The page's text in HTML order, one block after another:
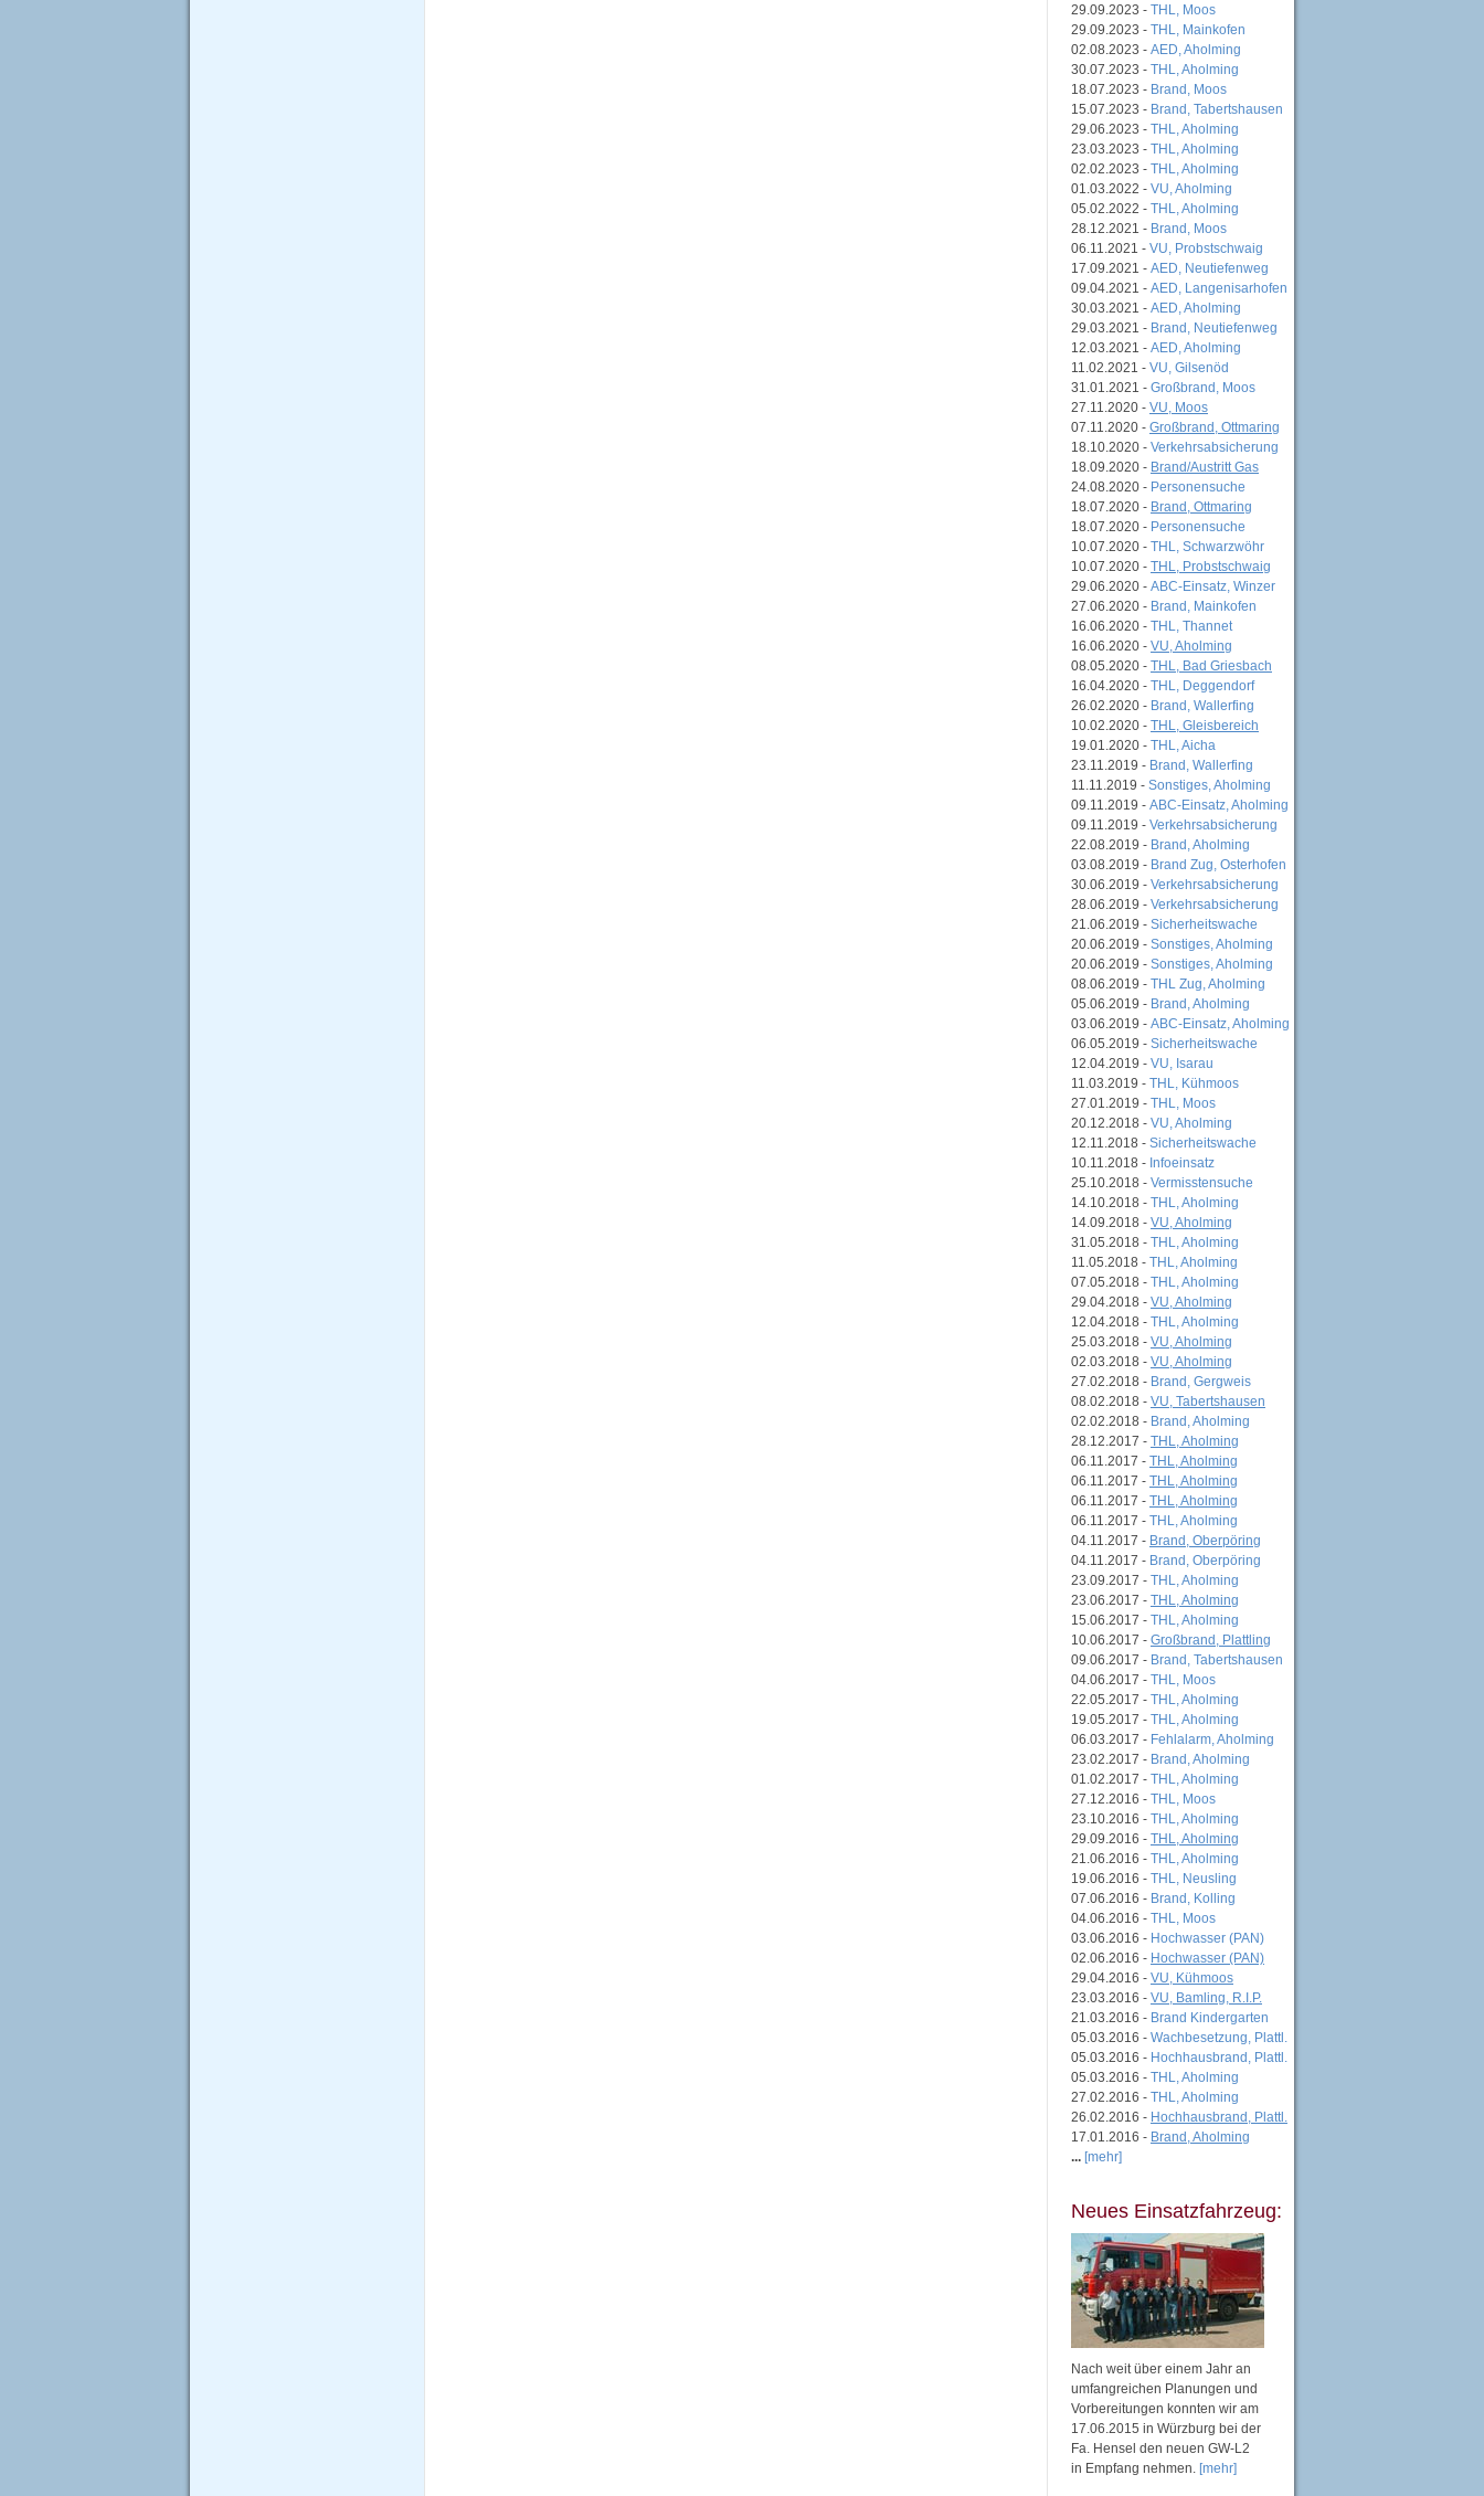
29.09.2023 - THL, Moos
29.09.2023 - THL, Mainkofen
02.08.2023 - AED, Aholming
30.07.2023 - THL, Aholming
18.07.2023 - Brand, Moos
15.07.2023 - Brand, Tabertshausen
29.06.2023 - THL, Aholming
23.03.2023 - THL, Aholming
02.02.2023 - THL, Aholming
01.03.2022 - VU, Aholming
05.02.2022 - THL, Aholming
28.12.2021 - Brand, Moos
06.11.2021 - VU, Probstschwaig
17.09.2021 - AED, Neutiefenweg
09.04.2021 - AED, Langenisarhofen
30.03.2021 - AED, Aholming
29.03.2021 - Brand, Neutiefenweg
12.03.2021 - AED, Aholming
11.02.2021 - VU, Gilsenöd
31.01.2021 - Großbrand, Moos
27.11.2020 - VU, Moos
07.11.2020 - Großbrand, Ottmaring
18.10.2020 - Verkehrsabsicherung
18.09.2020 - Brand/Austritt Gas
24.08.2020 - Personensuche
18.07.2020 - Brand, Ottmaring
18.07.2020 - Personensuche
10.07.2020 - THL, Schwarzwöhr
10.07.2020 - THL, Probstschwaig
29.06.2020 - ABC-Einsatz, Winzer
27.06.2020 - Brand, Mainkofen
16.06.2020 - THL, Thannet
16.06.2020 - VU, Aholming
08.05.2020 - THL, Bad Griesbach
16.04.2020 - THL, Deggendorf
26.02.2020 - Brand, Wallerfing
10.02.2020 - THL, Gleisbereich
19.01.2020 - THL, Aicha
23.11.2019 - Brand, Wallerfing
11.11.2019 - Sonstiges, Aholming
09.11.2019 - ABC-Einsatz, Aholming
09.11.2019 - Verkehrsabsicherung
22.08.2019 - Brand, Aholming
03.08.2019 - Brand Zug, Osterhofen
30.06.2019 - Verkehrsabsicherung
28.06.2019 - Verkehrsabsicherung
21.06.2019 - Sicherheitswache
20.06.2019 - Sonstiges, Aholming
20.06.2019 - Sonstiges, Aholming
08.06.2019 - THL Zug, Aholming
05.06.2019 - Brand, Aholming
03.06.2019 - ABC-Einsatz, Aholming
06.05.2019 - Sicherheitswache
12.04.2019 - VU, Isarau
11.03.2019 - THL, Kühmoos
27.01.2019 - THL, Moos
20.12.2018 - VU, Aholming
12.11.2018 - Sicherheitswache
10.11.2018 - Infoeinsatz
25.10.2018 - Vermisstensuche
14.10.2018 - THL, Aholming
14.09.2018 - VU, Aholming
31.05.2018 - THL, Aholming
11.05.2018 - THL, Aholming
07.05.2018 - THL, Aholming
29.04.2018 - VU, Aholming
12.04.2018 - THL, Aholming
25.03.2018 - VU, Aholming
02.03.2018 - VU, Aholming
27.02.2018 - Brand, Gergweis
08.02.2018 - VU, Tabertshausen
02.02.2018 - Brand, Aholming
28.12.2017 - THL, Aholming
06.11.2017 - THL, Aholming
06.11.2017 - THL, Aholming
06.11.2017 - THL, Aholming
06.11.2017 - THL, Aholming
04.11.2017 - Brand, Oberpöring
04.11.2017 - Brand, Oberpöring
23.09.2017 - THL, Aholming
23.06.2017 - THL, Aholming
15.06.2017 - THL, Aholming
10.06.2017 - Großbrand, Plattling
09.06.2017 - Brand, Tabertshausen
04.06.2017 - THL, Moos
22.05.2017 - THL, Aholming
19.05.2017 - THL, Aholming
06.03.2017 - Fehlalarm, Aholming
23.02.2017 - Brand, Aholming
01.02.2017 - THL, Aholming
27.12.2016 - THL, Moos
23.10.2016 - THL, Aholming
29.09.2016 - THL, Aholming
21.06.2016 - THL, Aholming
19.06.2016 - THL, Neusling
07.06.2016 - Brand, Kolling
04.06.2016 - THL, Moos
03.06.2016 - Hochwasser (PAN)
02.06.2016 - Hochwasser (PAN)
29.04.2016 - VU, Kühmoos
23.03.2016 - VU, Bamling, R.I.P.
21.03.2016 - Brand Kindergarten
05.03.2016 - Wachbesetzung, Plattl.
05.03.2016 - Hochhausbrand, Plattl.
05.03.2016 - THL, Aholming
27.02.2016 - THL, Aholming
26.02.2016 - Hochhausbrand, Plattl.
17.01.2016 - Brand, Aholming
... [mehr]
Neues Einsatzfahrzeug:
Nach weit über einem Jahr an
umfangreichen Planungen und
Vorbereitungen konnten wir am
17.06.2015 in Würzburg bei der
Fa. Hensel den neuen GW-L2
in Empfang nehmen. [mehr]